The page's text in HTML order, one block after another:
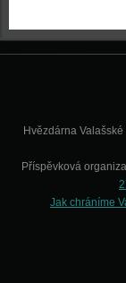
Hvězdárna
Příspěvková
Jak chráníme